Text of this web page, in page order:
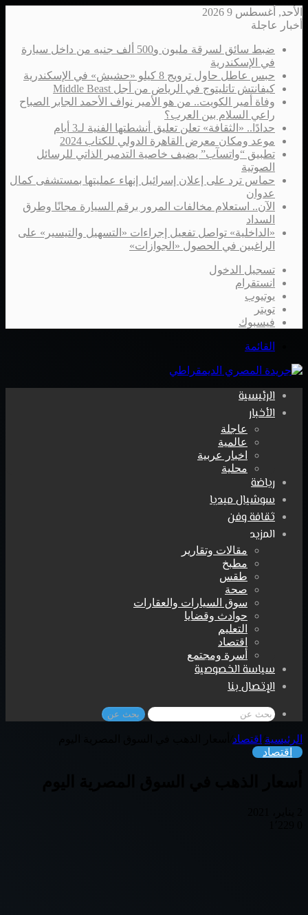
الأحد, أغسطس 9 2026
أخبار عاجلة
ضبط سائق لسرقة مليون و500 ألف جنيه من داخل سيارة
في الإسكندرية
حبس عاطل حاول ترويج 8 كيلو «حشيش» في الإسكندرية
كيفانتش تاتليتوج في الرياض من أجل Middle Beast
وفاة أمير الكويت.. من هو الأمير نواف الأحمد الجابر الصباح
راعي السلام بين العرب؟
حدادًا.. «الثقافة» تعلن تعليق أنشطتها الفنية لـ3 أيام
موعد ومكان معرض القاهرة الدولي للكتاب 2024
تطبيق “واتسآب” يضيف خاصية التدمير الذاتي للرسائل
الصوتية
حماس ترد على إعلان إسرائيل إنهاء عمليتها بمستشفى كمال
عدوان
الآن.. استعلام مخالفات المرور برقم السيارة مجانًا وطرق
السداد
«الداخلية» تواصل تفعيل إجراءات «التسهيل والتيسير» على
الراغبين في الحصول «الجوازات»
تسجيل الدخول
انستقرام
يوتيوب
تويتر
فيسبوك
القائمة
الرئيسية
الأخبار
عاجلة
عالمية
اخبار عربية
محلية
رياضة
سوشيال ميديا
ثقافة وفن
المزيد
مقالات وتقارير
مطبخ
طقس
صحة
سوق السيارات والعقارات
حوادث وقضايا
التعليم
اقتصاد
أسرة ومجتمع
سياسة الخصوصية
الإتصال بنا
بحث عن
الرئيسية اقتصاد
اقتصاد